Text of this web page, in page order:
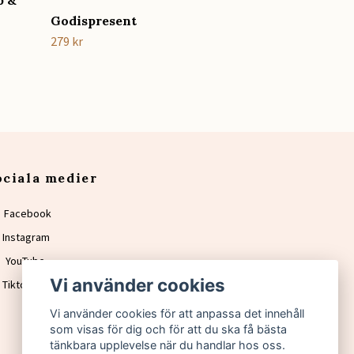
Godispresent
279 kr
medier
Facebook
Instagram
YouTube
Tiktok
Vi använder cookies
Vi använder cookies för att anpassa det innehåll
som visas för dig och för att du ska få bästa
tänkbara upplevelse när du handlar hos oss.